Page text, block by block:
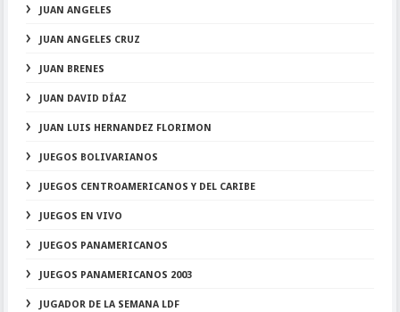
JUAN ANGELES
JUAN ANGELES CRUZ
JUAN BRENES
JUAN DAVID DÍAZ
JUAN LUIS HERNANDEZ FLORIMON
JUEGOS BOLIVARIANOS
JUEGOS CENTROAMERICANOS Y DEL CARIBE
JUEGOS EN VIVO
JUEGOS PANAMERICANOS
JUEGOS PANAMERICANOS 2003
JUGADOR DE LA SEMANA LDF